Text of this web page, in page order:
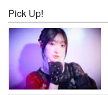
Pick Up!